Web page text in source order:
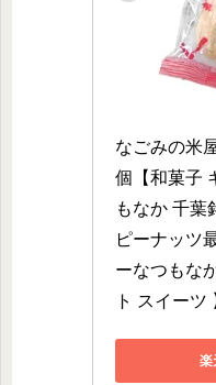
なごみの米
個【和菓子
もなか 千葉
ピーナッツ
ーなつもな
ト スイーツ
楽